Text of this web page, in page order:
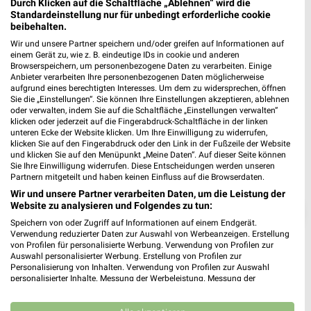
Durch Klicken auf die Schaltfläche „Ablehnen“ wird die
Standardeinstellung nur für unbedingt erforderliche cookie
beibehalten.
Wir und unsere Partner speichern und/oder greifen auf Informationen auf
einem Gerät zu, wie z. B. eindeutige IDs in cookie und anderen
Browserspeichern, um personenbezogene Daten zu verarbeiten. Einige
Anbieter verarbeiten Ihre personenbezogenen Daten möglicherweise
aufgrund eines berechtigten Interesses. Um dem zu widersprechen, öffnen
Sie die „Einstellungen“. Sie können Ihre Einstellungen akzeptieren, ablehnen
oder verwalten, indem Sie auf die Schaltfläche „Einstellungen verwalten“
klicken oder jederzeit auf die Fingerabdruck-Schaltfläche in der linken
unteren Ecke der Website klicken. Um Ihre Einwilligung zu widerrufen,
klicken Sie auf den Fingerabdruck oder den Link in der Fußzeile der Website
und klicken Sie auf den Menüpunkt „Meine Daten“. Auf dieser Seite können
Sie Ihre Einwilligung widerrufen. Diese Entscheidungen werden unseren
Partnern mitgeteilt und haben keinen Einfluss auf die Browserdaten.
Wir und unsere Partner verarbeiten Daten, um die Leistung der
Website zu analysieren und Folgendes zu tun:
Speichern von oder Zugriff auf Informationen auf einem Endgerät.
Verwendung reduzierter Daten zur Auswahl von Werbeanzeigen. Erstellung
von Profilen für personalisierte Werbung. Verwendung von Profilen zur
Auswahl personalisierter Werbung. Erstellung von Profilen zur
Personalisierung von Inhalten. Verwendung von Profilen zur Auswahl
personalisierter Inhalte. Messung der Werbeleistung. Messung der
Kombinationen von Daten aus verschiedenen Quellen. Entwicklung und